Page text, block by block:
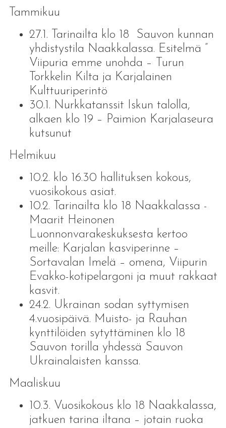
Tammikuu
27.1. Tarinailta klo 18 Sauvon kunnan
yhdistystila Naakkalassa. Esitelmä ”
Viipuria emme unohda – Turun
Torkkelin Kilta ja Karjalainen
Kulttuuriperintö
30.1. Nurkkatanssit Iskun talolla,
alkaen klo 19 – Paimion Karjalaseura
kutsunut
Helmikuu
10.2. klo 16.30 hallituksen kokous,
vuosikokous asiat.
10.2. Tarinailta klo 18 Naakkalassa -
Maarit Heinonen
Luonnonvarakeskuksesta kertoo
meille: Karjalan kasviperinne –
Sortavalan Imelä – omena, Viipurin
Evakko-kotipelargoni ja muut rakkaat
kasvit.
24.2. Ukrainan sodan syttymisen
4.vuosipäivä. Muisto- ja Rauhan
kynttilöiden sytyttäminen klo 18
Sauvon torilla yhdessä Sauvon
Ukrainalaisten kanssa.
Maaliskuu
10.3. Vuosikokous klo 18 Naakkalassa,
jatkuen tarina iltana – jotain ruoka